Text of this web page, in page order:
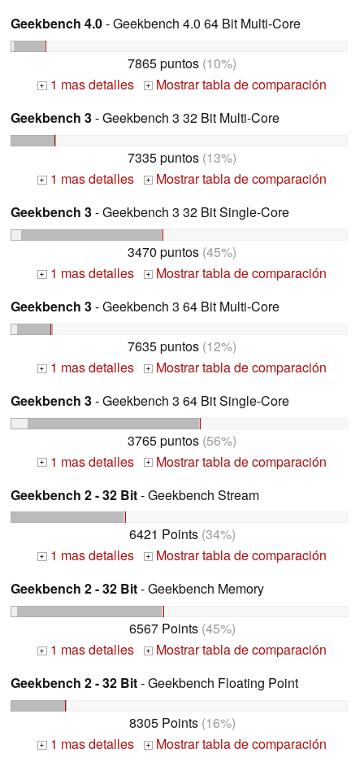
Geekbench 4.0- Geekbench 4.0 64 Bit Multi-Core
7865 puntos (10%)
+ 1 mas detalles +
Mostrar tabla de comparación
Geekbench 3- Geekbench 3 32 Bit Multi-Core
7335 puntos (13%)
+ 1 mas detalles +
Mostrar tabla de comparación
Geekbench 3- Geekbench 3 32 Bit Single-Core
3470 puntos (45%)
+ 1 mas detalles +
Mostrar tabla de comparación
Geekbench 3- Geekbench 3 64 Bit Multi-Core
7635 puntos (12%)
+ 1 mas detalles +
Mostrar tabla de comparación
Geekbench 3- Geekbench 3 64 Bit Single-Core
3765 puntos (56%)
+ 1 mas detalles +
Mostrar tabla de comparación
Geekbench 2 - 32 Bit- Geekbench Stream
6421 Points(34%)
+ 1 mas detalles +
Mostrar tabla de comparación
Geekbench 2 - 32 Bit- Geekbench Memory
6567 Points(45%)
+ 1 mas detalles +
Mostrar tabla de comparación
Geekbench 2 - 32 Bit- Geekbench Floating Point
8305 Points(16%)
+ 1 mas detalles +
Mostrar tabla de comparación